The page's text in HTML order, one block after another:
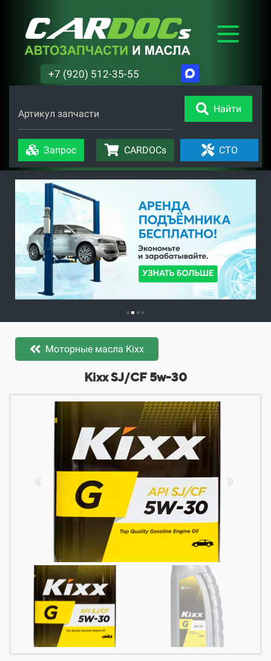
+7 (920) 512-35-55
Артикул запчасти Найти
Запрос CARDOCs СТО
Моторные масла Kixx
​​​​Kixx SJ/CF 5w-30